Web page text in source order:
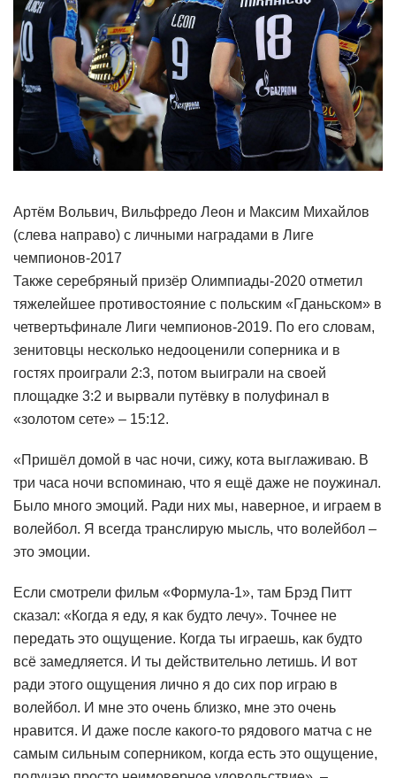
Артём Вольвич, Вильфредо Леон и Максим Михайлов
(слева направо) с личными наградами в Лиге
чемпионов-2017
Также серебряный призёр Олимпиады-2020 отметил
тяжелейшее противостояние с польским «Гданьском» в
четвертьфинале Лиги чемпионов-2019. По его словам,
зенитовцы несколько недооценили соперника и в
гостях проиграли 2:3, потом выиграли на своей
площадке 3:2 и вырвали путёвку в полуфинал в
«золотом сете» – 15:12.
«Пришёл домой в час ночи, сижу, кота выглаживаю. В
три часа ночи вспоминаю, что я ещё даже не поужинал.
Было много эмоций. Ради них мы, наверное, и играем в
волейбол. Я всегда транслирую мысль, что волейбол –
это эмоции.
Если смотрели фильм «Формула-1», там Брэд Питт
сказал: «Когда я еду, я как будто лечу». Точнее не
передать это ощущение. Когда ты играешь, как будто
всё замедляется. И ты действительно летишь. И вот
ради этого ощущения лично я до сих пор играю в
волейбол. И мне это очень близко, мне это очень
нравится. И даже после какого-то рядового матча с не
самым сильным соперником, когда есть это ощущение,